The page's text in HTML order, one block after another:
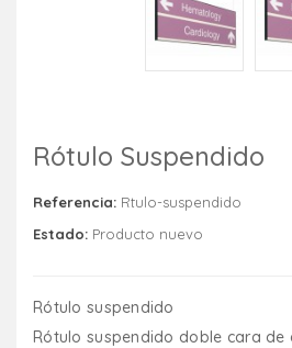
Rótulo Suspendido
Referencia: Rtulo-suspendido
Estado: Producto nuevo
Rótulo suspendido
Rótulo suspendido doble cara de